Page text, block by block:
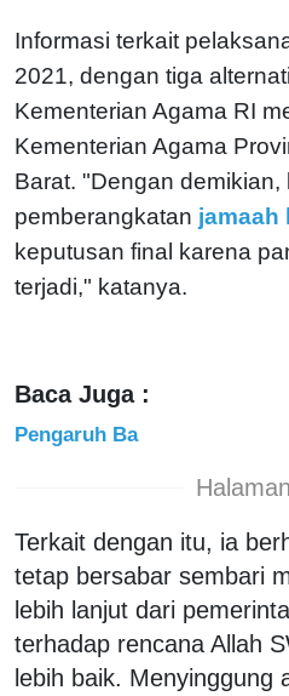
Informasi terkait
2021, dengan tiga
Kementerian Agama RI
Kementerian Agama
Barat. "Dengan demikian,
pemberangkatan jamaah
keputusan final karena
terjadi," katanya.
Baca Juga :
Pengaruh Ba
Terkait dengan itu, ia
tetap bersabar sembari
lebih lanjut dari
terhadap rencana Allah
lebih baik. Menyinggung